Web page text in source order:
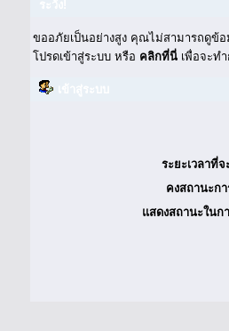
ขออภัยเป็นอย่างสูง คุณไม่สามารถดูข้
โปรดเข้าสู่ระบบ หรือ คลิกที่นี่ เพื่อจะท
ระยะเวลาที่
คงสถานะก
แสดงสถานะใน